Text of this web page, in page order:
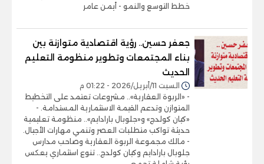
خطط التوسع والنمو - أيمن عامر
جعفر حسين.. رؤية اقتصادية متوازنة بين
بناء المجتمعات وتطوير منظومة التعليم
الحديث
السبت 11/أبريل/2026 - 01:22 م
- «الربوة العقارية».. مشروعات تعتمد على التخطيط
المتوازن وتدعم القيمة الاستثمارية المستدامة. -
«كيان كولدج» و«جلوبال بارادايم».. منظومة تعليمية
حديثة تواكب متطلبات العصر وتنمي مهارات الأجيال.
- مالك مجموعة الربوة العقارية وصاحب مدارس
جلوبال بارادايم وكيان كولدج.. تنوع استثماري يعكس